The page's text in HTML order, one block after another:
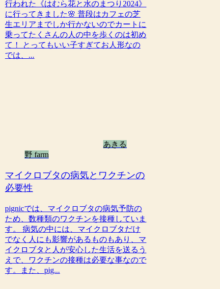
行われた《はむら花と水のまつり2024》
に行ってきました🌸 普段はカフェの芝
生エリアまでしか行かないのでカートに
乗ってたくさんの人の中を歩くのは初め
て！ とってもいい子すぎてお人形なの
では、...
あきる
野 farm
マイクロブタの病気とワクチンの
必要性
pignicでは、マイクロブタの病気予防の
ため、数種類のワクチンを接種していま
す。 病気の中には、マイクロブタだけ
でなく人にも影響があるものもあり、マ
イクロブタと人が安心した生活を送るう
えで、ワクチンの接種は必要な事なので
す。また、pig...